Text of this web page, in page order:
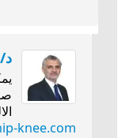
knee.com